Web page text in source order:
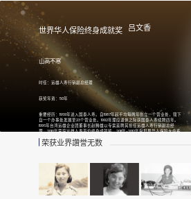
世界华人保险终身成就奖 吕文香
山高不寒
时任：远雄人寿行销副总经理
获奖年资：50年
重要经历：1969年进入国泰人寿。自1987年起平均每两年创立一个营业处，辖下
自一个办事处发展至23个营业处。1992年理应退休之际获国泰人寿续聘四年。
1996年台湾远雄企业团董事长赵腾雄以专案延聘其担任远雄人寿行销副总经
理。2010年荣获远雄人寿首位终身成就奖。2011年~2012年受世界华人保险大会系
险从业人员热捧。
荣获业界讚誉无数